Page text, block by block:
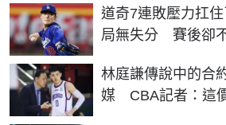
道奇7連敗壓力扛
局無失分 賽後卻
林庭謙傳說中的合
媒 CBA記者：這